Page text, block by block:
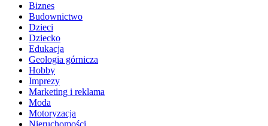
Biznes
Budownictwo
Dzieci
Dziecko
Edukacja
Geologia górnicza
Hobby
Imprezy
Marketing i reklama
Moda
Motoryzacja